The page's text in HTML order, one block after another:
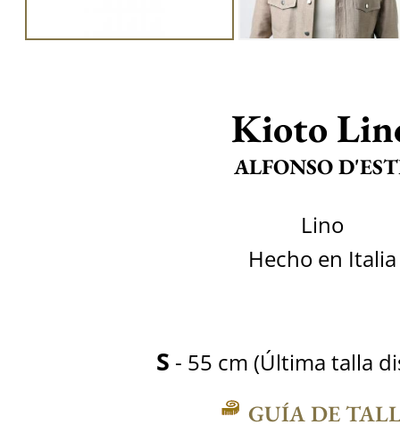
Kioto
ALFONSO
Lino
Hecho en Italia
S - 55 cm (Última talla
GUÍA DE